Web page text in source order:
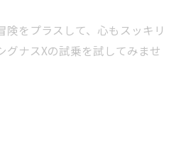
険をプラスして、心もスッキリ
グナスXの試乗を試してみませ